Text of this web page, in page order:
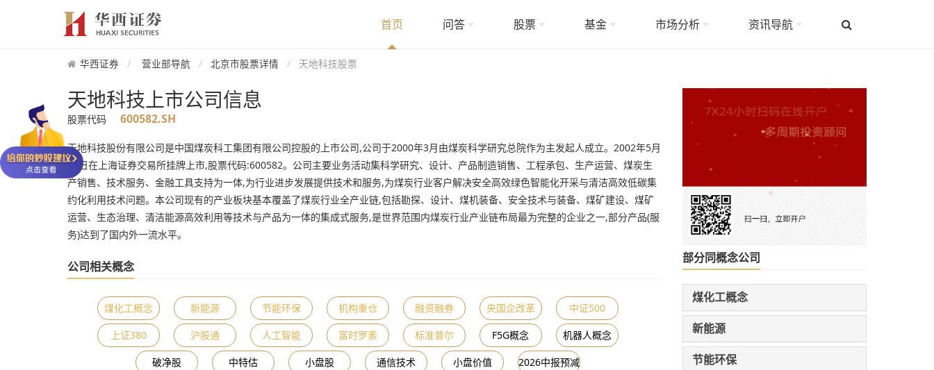
首页 问答 股票 基金 市场分析 资讯导航
华西证券 营业部导航 北京市股票详情 天地科技股票
天地科技上市公司信息
股票代码 600582.SH
天地科技股份有限公司是中国煤炭科工集团有限公司控股的上市公司,公司于2000年3月由煤炭科学研究总院作为主发起人成立。2002年5月
15日在上海证券交易所挂牌上市,股票代码:600582。公司主要业务活动集科学研究、设计、产品制造销售、工程承包、生产运营、煤炭生
产销售、技术服务、金融工具支持为一体,为行业进步发展提供技术和服务,为煤炭行业客户解决安全高效绿色智能化开采与清洁高效低碳集
约化利用技术问题。本公司现有的产业板块基本覆盖了煤炭行业全产业链,包括勘探、设计、煤机装备、安全技术与装备、煤矿建设、煤矿
运营、生态治理、清洁能源高效利用等技术与产品为一体的集成式服务,是世界范围内煤炭行业产业链布局最为完整的企业之一,部分产品(服
务)达到了国内外一流水平。
公司相关概念
煤化工概念 新能源 节能环保 机构重仓 融资融券 央国企改革 中证500
上证380 沪股通 人工智能 富时罗素 标准普尔 F5G概念 机器人概念
破净股 中特估 小盘股 通信技术 小盘价值 2026中报预减
部分同概念公司
煤化工概念
新能源
节能环保